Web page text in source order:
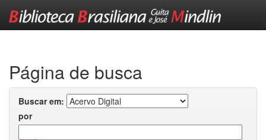
Página de busca
Buscar em:
por